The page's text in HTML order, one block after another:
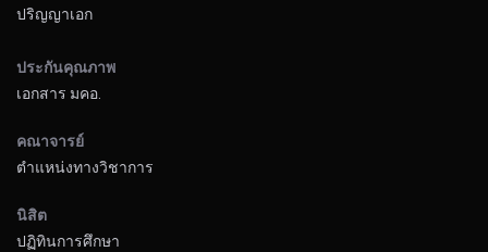
ปริญญาเอก
ประกันคุณภาพ
เอกสาร มคอ.
คณาจารย์
ตำแหน่งทางวิชาการ
นิสิต
ปฏิทินการศึกษา